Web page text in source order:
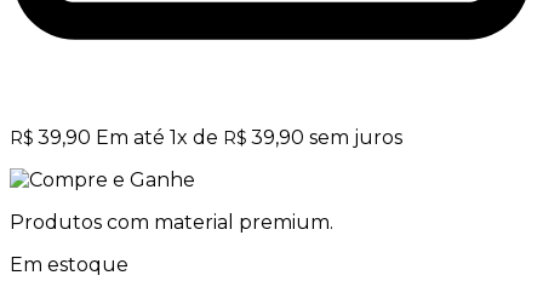
R$ 39,90 Em até 1x de R$ 39,90 sem juros
Produtos com material premium.
Em estoque